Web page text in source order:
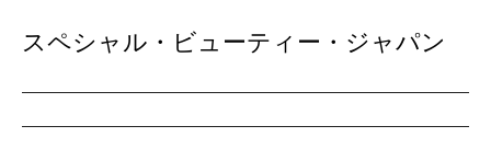
スペシャル・ビューティー・ジャパン